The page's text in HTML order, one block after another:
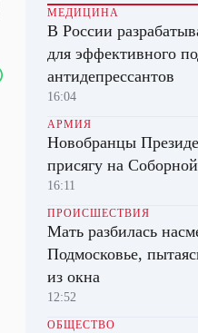
МЕДИЦИНА
В России
для эффективного
антидепрессантов
16:04
АРМИЯ
Новобранцы
присягу на
16:11
ПРОИСШЕСТВИЯ
Мать разбилась
Подмосковье,
из окна
12:52
ОБЩЕСТВО